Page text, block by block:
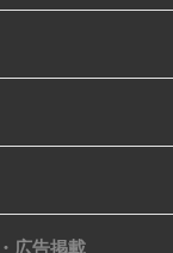
広告掲載